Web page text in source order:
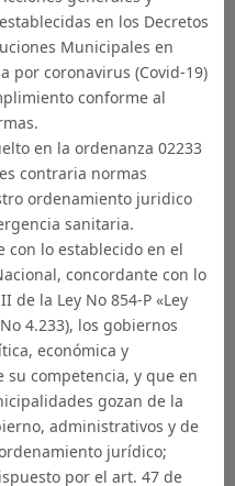
en los Decretos
Municipales en
por coronavirus (Covid-19)
conforme al
en la ordenanza 02233
contraria normas
ordenamiento juridico
sanitaria.
con lo establecido en el
concordante con lo
de la Ley No 854-P «Ley
4.233), los gobiernos
económica y
competencia, y que en
gozan de la
administrativos y de
jurídico;
por el art. 47 de